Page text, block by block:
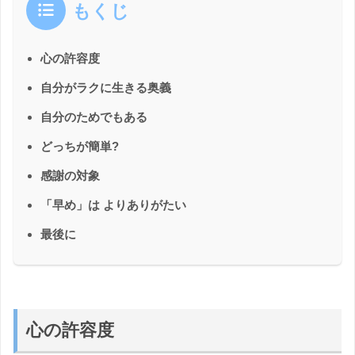
もくじ
心の許容度
自分がラクに生きる奥義
自分のためでもある
どっちが簡単?
感謝の対象
「早め」は よりありがたい
最後に
心の許容度